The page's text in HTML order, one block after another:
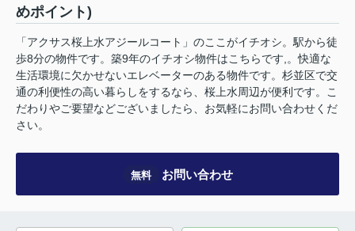
めポイント)
「アクサス桜上水アジールコート」のここがイチオシ。駅から徒
歩8分の物件です。築9年のイチオシ物件はこちらです,。快適な
生活環境に欠かせないエレベーターのある物件です。杉並区で交
通の利便性の高い暮らしをするなら、桜上水周辺が便利です。こ
だわりやご要望などございましたら、お気軽にお問い合わせくだ
さい。
無料 お問い合わせ